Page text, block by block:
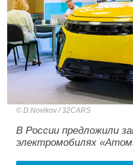
D.Novikov / 32CARS
В России предложили
электромобилях